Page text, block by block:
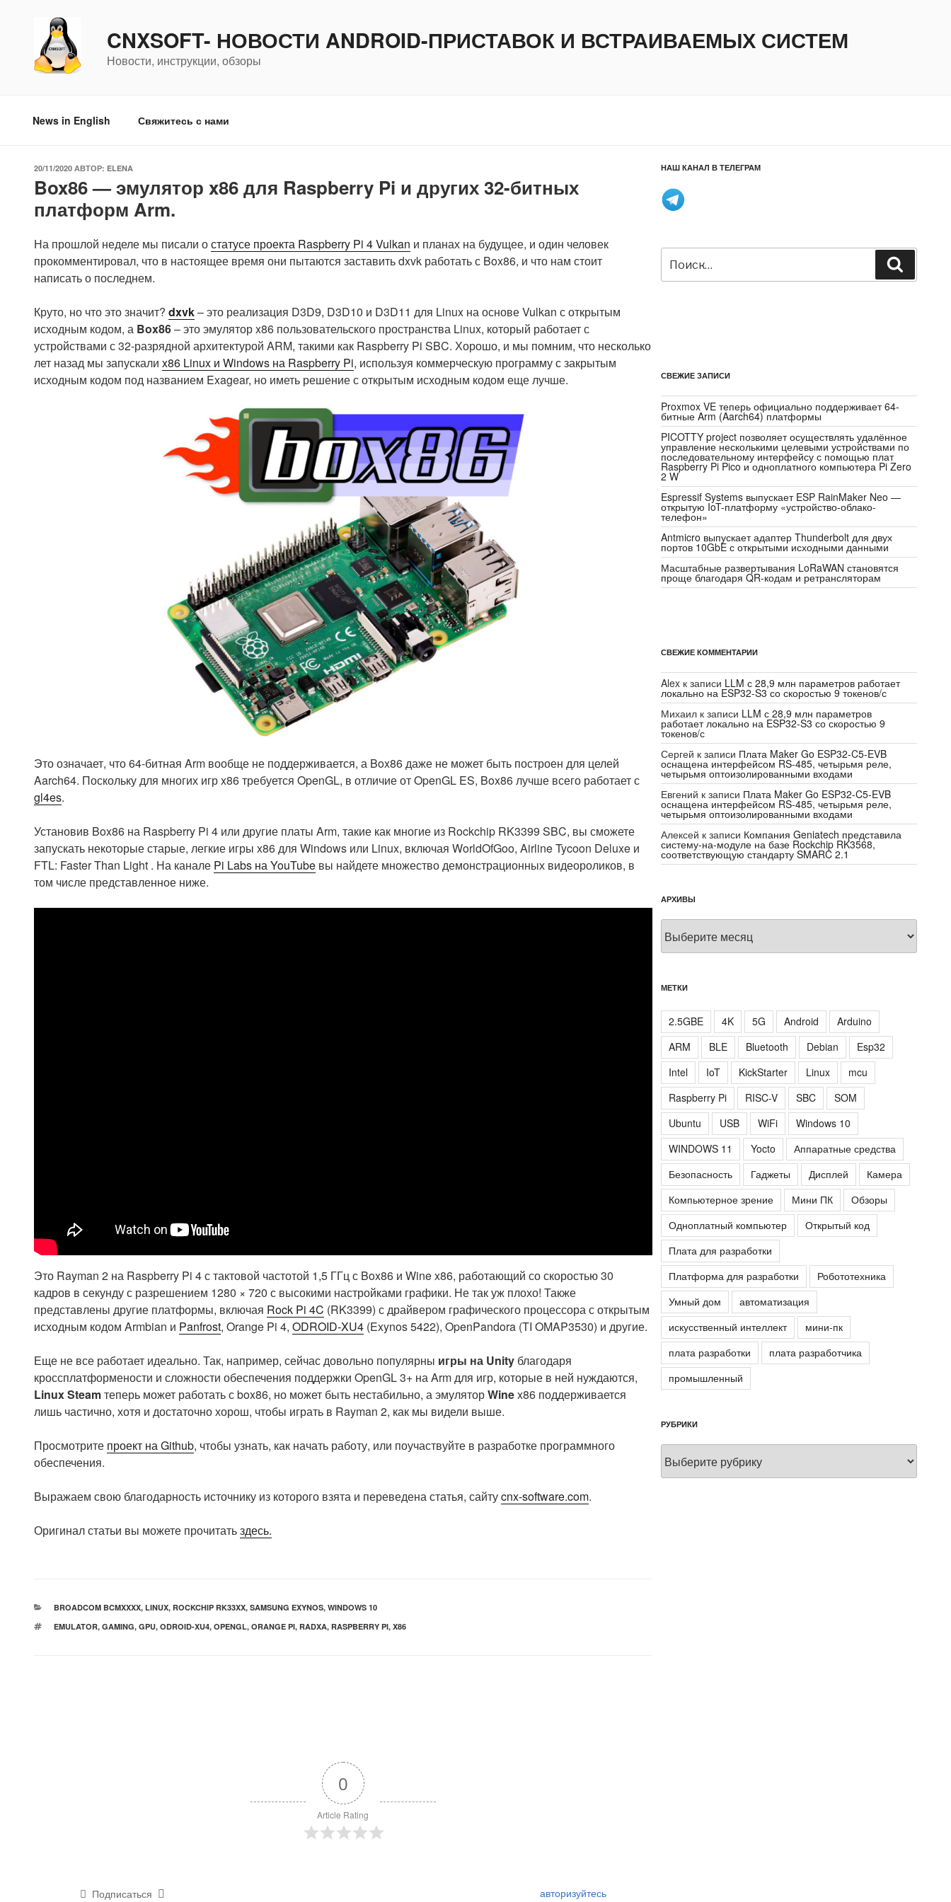
содержимому
CNXSOFT- НОВОСТИ ANDROID-ПРИСТАВОК И ВСТРАИВАЕМЫХ СИСТЕМ
Новости, инструкции, обзоры
News in English Свяжитесь с нами
ОПУБЛИКОВАНО
20/11/2020 АВТОР: ELENA
Box86 — эмулятор x86 для Raspberry Pi и других 32-битных
платформ Arm.
На прошлой неделе мы писали остатусе проекта Raspberry Pi 4 Vulkan и планах на будущее, и один человек
прокомментировал, что в настоящее время они пытаются заставить dxvk работать с Box86, и что нам стоит
написать о последнем.
Круто, но что это значит? dxvk– это реализация D3D9, D3D10 и D3D11 для Linux на основе Vulkan с открытым
исходным кодом, а Box86– это эмулятор x86 пользовательского пространства Linux, который работает с
устройствами с 32-разрядной архитектурой ARM, такими как Raspberry Pi SBC. Хорошо, и мы помним, что несколько
лет назад мы запускали x86 Linux и Windows на Raspberry Pi, используя коммерческую программу с закрытым
исходным кодом под названием Exagear, но иметь решение с открытым исходным кодом еще лучше.
Это означает, что 64-битная Arm вообще не поддерживается, а Box86 даже не может быть построен для целей
Aarch64. Поскольку для многих игр x86 требуется OpenGL, в отличие от OpenGL ES, Box86 лучше всего работает с
gl4es.
Установив Box86 на Raspberry Pi 4 или другие платы Arm, такие как многие из Rockchip RK3399 SBC, вы сможете
запускать некоторые старые, легкие игры x86 для Windows или Linux, включая WorldOfGoo, Airline Tycoon Deluxe и
FTL: Faster Than Light . На канале Pi Labs на YouTube вы найдете множество демонстрационных видеороликов, в
том числе представленное ниже.
Это Rayman 2 на Raspberry Pi 4 с тактовой частотой 1,5 ГГц с Box86 и Wine x86, работающий со скоростью 30
кадров в секунду с разрешением 1280 × 720 с высокими настройками графики. Не так уж плохо! Также
представлены другие платформы, включая Rock Pi 4C (RK3399) с драйвером графического процессора с открытым
исходным кодом Armbian и Panfrost, Orange Pi 4, ODROID-XU4 (Exynos 5422), OpenPandora (TI OMAP3530) и другие.
Еще не все работает идеально. Так, например, сейчас довольно популярны игры на Unity благодаря
кроссплатформености и сложности обеспечения поддержки OpenGL 3+ на Arm для игр, которые в ней нуждаются,
Linux Steamтеперь может работать с box86, но может быть нестабильно, а эмуляторWinex86 поддерживается
лишь частично, хотя и достаточно хорош, чтобы играть в Rayman 2, как мы видели выше.
Просмотрите проект на Github, чтобы узнать, как начать работу, или поучаствуйте в разработке программного
обеспечения.
Выражаем свою благодарность источнику из которого взята и переведена статья, сайтуcnx-software.com.
Оригинал статьи вы можете прочитатьздесь.
РУБРИКИ
BROADCOM BCMXXXX, LINUX, ROCKCHIP RK33XX, SAMSUNG EXYNOS, WINDOWS 10
МЕТКИ
EMULATOR, GAMING, GPU, ODROID-XU4, OPENGL, ORANGE PI, RADXA, RASPBERRY PI, X86
0
Article Rating
Подписаться авторизуйтесь
НАШ КАНАЛ В ТЕЛЕГРАМ
Искать:
СВЕЖИЕ ЗАПИСИ
Proxmox VE теперь официально поддерживает 64-
битные Arm (Aarch64) платформы
PICOTTY project позволяет осуществлять удалённое
управление несколькими целевыми устройствами по
последовательному интерфейсу с помощью плат
Raspberry Pi Pico и одноплатного компьютера Pi Zero
2 W
Espressif Systems выпускает ESP RainMaker Neo —
открытую IoT-платформу «устройство-облако-
телефон»
Antmicro выпускает адаптер Thunderbolt для двух
портов 10GbE с открытыми исходными данными
Масштабные развертывания LoRaWAN становятся
проще благодаря QR-кодам и ретрансляторам
СВЕЖИЕ КОММЕНТАРИИ
Alex к записи LLM с 28,9 млн параметров работает
локально на ESP32-S3 со скоростью 9 токенов/с
Михаил к записи LLM с 28,9 млн параметров
работает локально на ESP32-S3 со скоростью 9
токенов/с
Сергей к записи Плата Maker Go ESP32-C5-EVB
оснащена интерфейсом RS-485, четырьмя реле,
четырьмя оптоизолированными входами
Евгений к записи Плата Maker Go ESP32-C5-EVB
оснащена интерфейсом RS-485, четырьмя реле,
четырьмя оптоизолированными входами
Алексей к записи Компания Geniatech представила
систему-на-модуле на базе Rockchip RK3568,
соответствующую стандарту SMARC 2.1
АРХИВЫ
Архивы
МЕТКИ
2.5GBE 4K 5G Android
Arduino
ARM
BLE Bluetooth Debian
Esp32
Intel
IoT KickStarter Linux
mcu
Raspberry Pi
RISC-V SBC
SOM
Ubuntu
USB WiFi
Windows 10
WINDOWS 11
Yocto
Аппаратные средства
Безопасность
Гаджеты Дисплей
Камера
Компьютерное зрение
Мини ПК
Обзоры
Одноплатный компьютер
Открытый код
Плата для разработки
Платформа для разработки
Робототехника
Умный дом
автоматизация
искусственный интеллект
мини-пк
плата разработки
плата разработчика
промышленный
РУБРИКИ
Рубрики